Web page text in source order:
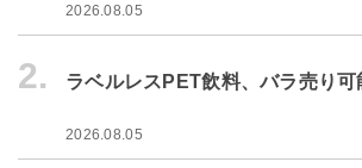
2026.08.05
2. ラベルレスPET飲料、バラ売り可
2026.08.05